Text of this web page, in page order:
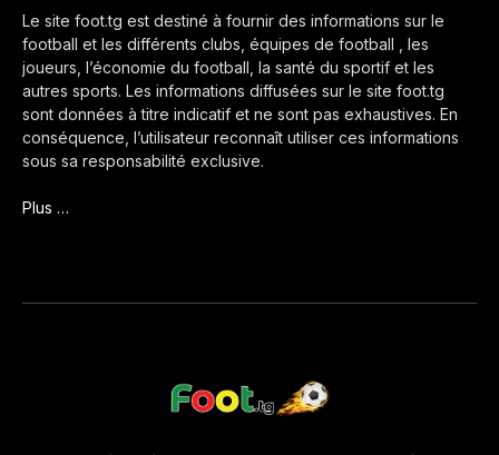
Le site foot.tg est destiné à fournir des informations sur le
football et les différents clubs, équipes de football , les
joueurs, l’économie du football, la santé du sportif et les
autres sports. Les informations diffusées sur le site foot.tg
sont données à titre indicatif et ne sont pas exhaustives. En
conséquence, l’utilisateur reconnaît utiliser ces informations
sous sa responsabilité exclusive.
Plus …